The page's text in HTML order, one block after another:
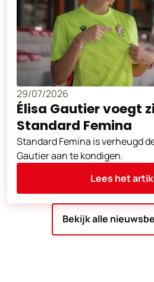
29/07/2026
Élisa Gautier voegt
Standard Femina
Standard Femina is verheugd
Gautier aan te kondigen.
Lees het
Bekijk alle